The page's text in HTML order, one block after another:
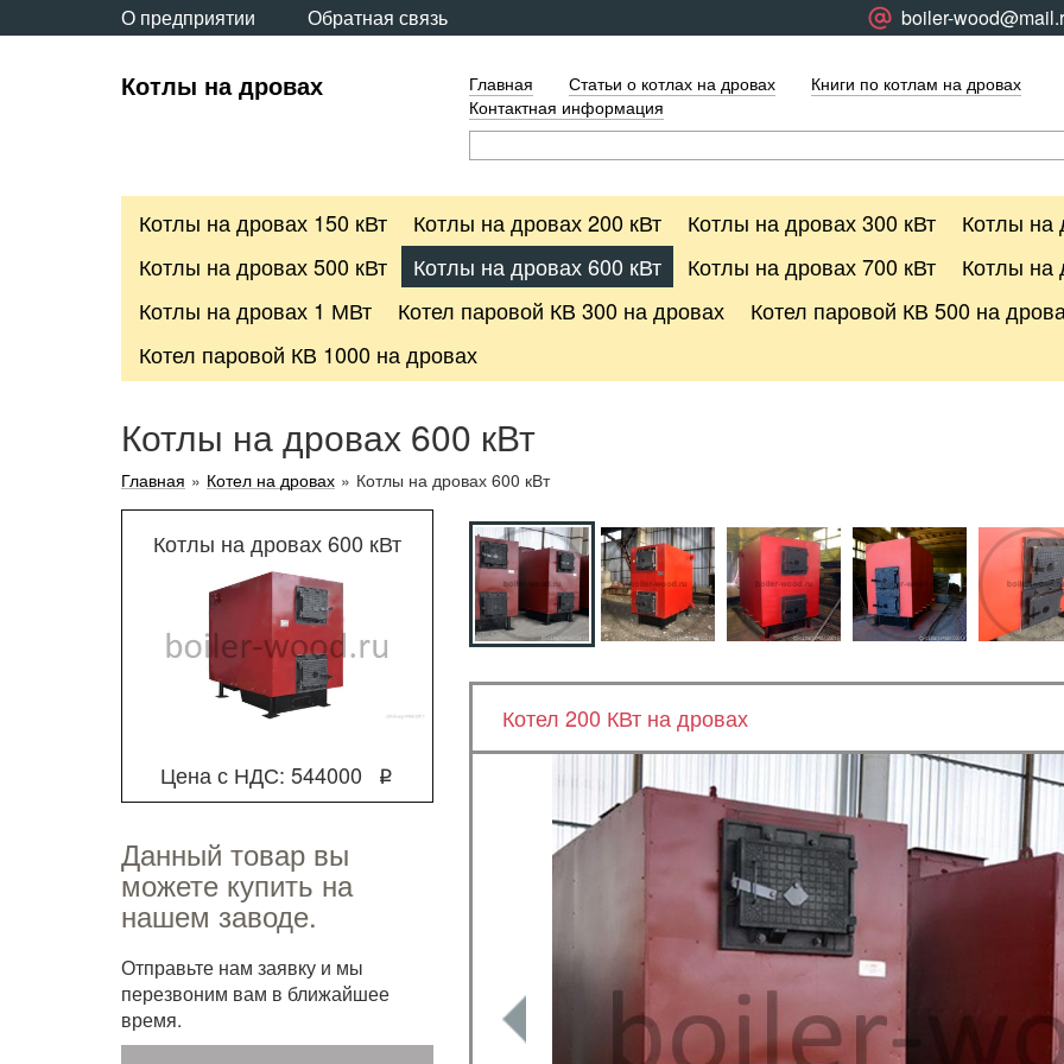
О предприятии Обратная связь boiler-
Котлы на дровах Главная Статьи о котлах на дровах
Книги по котлам на дровах
Контактная информация
Котлы на дровах 150 кВт Котлы на дровах 200 кВт Котлы на дровах 300 кВт
Котлы на
Котлы на дровах 500 кВт
Котлы на дровах 600 кВт Котлы на дровах 700 кВт
Котлы на
Котлы на дровах 1 МВт
Котел паровой КВ 300 на дровах
Котел паровой КВ 500 на
Котел паровой КВ 1000 на дровах
Котлы на дровах 600 кВт
Главная » Котел на дровах » Котлы на дровах 600 кВт
Котлы на дровах 600 кВт
Цена с НДС: 544000 q
Данный товар вы
можете купить на
нашем заводе.
Отправьте нам заявку и мы
перезвоним вам в ближайшее
время.
Котел 200 КВт на дровах